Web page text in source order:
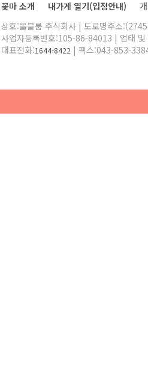
꽃마 소개 내가게 열기(입점안내)
상호:올블룸 주식회사 | 도로명주소
사업자등록번호:105-86-84013 | 업태
대표전화:1644-8422 | 팩스:043-853-